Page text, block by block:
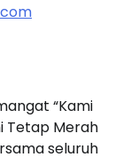
“Kami
Tetap Merah
seluruh